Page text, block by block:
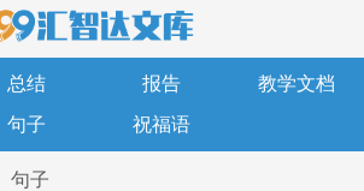
总结 报告
教学文档
句子 祝福语
句子